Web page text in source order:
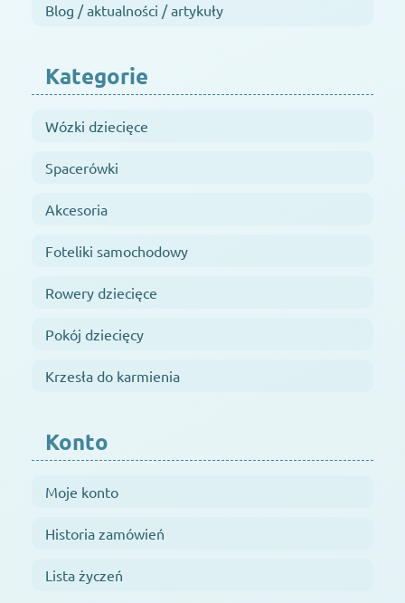
Blog / aktualności / artykuły
Kategorie
Wózki dziecięce
Spacerówki
Akcesoria
Foteliki samochodowy
Rowery dziecięce
Pokój dziecięcy
Krzesła do karmienia
Konto
Moje konto
Historia zamówień
Lista życzeń